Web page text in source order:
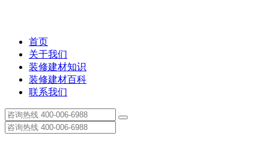
首页
关于我们
装修建材知识
装修建材百科
联系我们